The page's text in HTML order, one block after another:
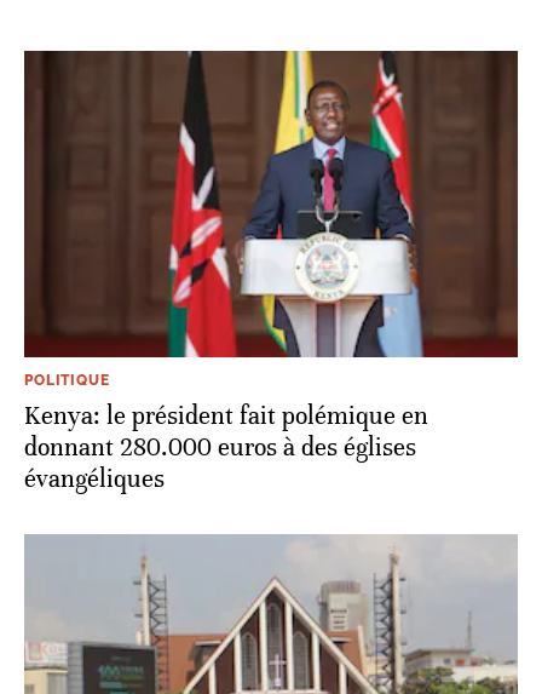
POLITIQUE
Kenya: le président fait polémique en
donnant 280.000 euros à des églises
évangéliques